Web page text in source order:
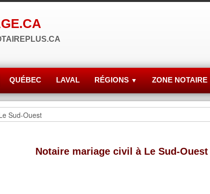
QUÉBEC LAVAL RÉGIONS ▼ ZONE NOTAIRE
Notaire mariage civil à Le Sud-Ouest